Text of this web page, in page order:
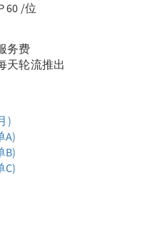
60 /位
务费
天轮流推出
)
A)
B)
C)